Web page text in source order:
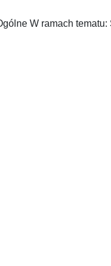
W ramach tematu: